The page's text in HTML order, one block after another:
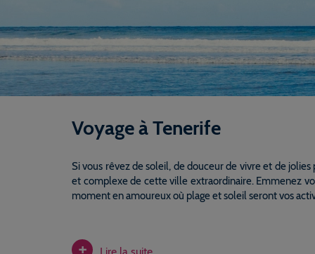
Voyage à Tenerife
Si vous rêvez de soleil, de douceur de vivre et de
et complexe de cette ville extraordinaire. Emmenez
moment en amoureux où plage et soleil seront vos
réussies ou ratées, éruptions volcaniques,
+